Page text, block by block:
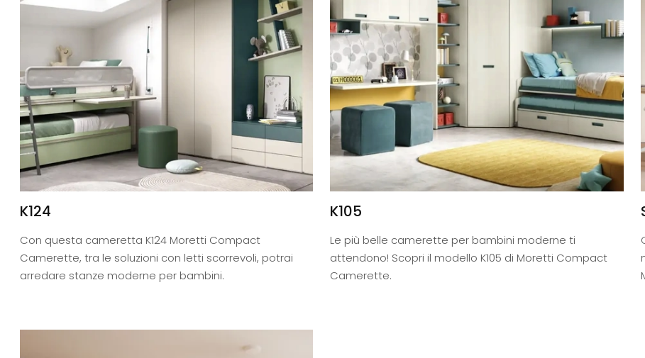
K124
Con questa cameretta K124 Moretti Compact
Camerette, tra le soluzioni con letti scorrevoli, potrai
arredare stanze moderne per bambini.
K105
Le più belle camerette per bambini moderne ti
attendono! Scopri il modello K105 di Moretti Compact
Camerette.